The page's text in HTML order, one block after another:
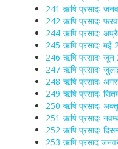
241 ऋषि प्रसादः
242 ऋषि प्रसादः
244 ऋषि प्रसादः
245 ऋषि प्रसादः मई
246 ऋषि प्रसादः जून
247 ऋषि प्रसादः
248 ऋषि प्रसादः
249 ऋषि प्रसादः
250 ऋषि प्रसादः
251 ऋषि प्रसादः
252 ऋषि प्रसादः
253 ऋषि प्रसाद